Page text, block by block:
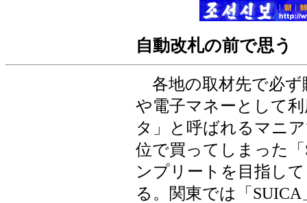
自動改札の前で思う
各地の取材先で必ず
や電子マネーとして
タ」と呼ばれるマニ
位で買ってしまった
ンプリートを目指し
る。関東では「